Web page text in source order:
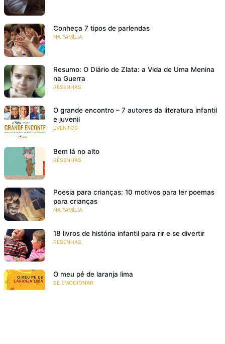
Conheça 7 tipos de parlendas
NA FAMÍLIA
Resumo: O Diário de Zlata: a Vida de Uma Menina
na Guerra
RESENHAS
O grande encontro – 7 autores da literatura infantil
e juvenil
EVENTOS
Bem lá no alto
RESENHAS
Poesia para crianças: 10 motivos para ler poemas
para crianças
NA FAMÍLIA
18 livros de história infantil para rir e se divertir
RESENHAS
O meu pé de laranja lima
SE EMOCIONAR